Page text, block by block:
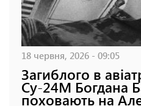
18 червня, 2026 - 09:05
Загиблого в
Су-24М Богдана
поховають на